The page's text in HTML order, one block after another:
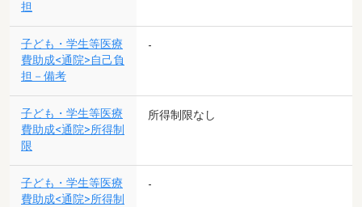
担
子ども・学生等医療
費助成<通院>自己負
担－備考
-
子ども・学生等医療
費助成<通院>所得制
限
所得制限なし
子ども・学生等医療
費助成<通院>所得制
-